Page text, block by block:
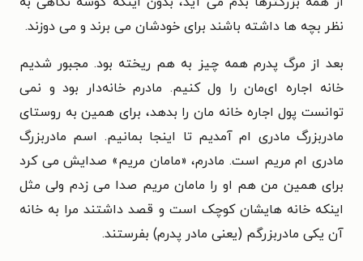
نظر بچه ها داشته باشند برای خودشان می برند و می دوزند.
بعد از مرگ پدرم همه چیز به هم ریخته بود. مجبور شدیم
خانه اجاره ای‌مان را ول کنیم. مادرم خانه‌دار بود و نمی
توانست پول اجاره خانه مان را بدهد، برای همین به روستای
مادربزرگ مادری ام آمدیم تا اینجا بمانیم. اسم مادربزرگ
مادری ام مریم است. مادرم، «مامان مریم» صدایش می کرد
برای همین من هم او را مامان مریم صدا می زدم ولی مثل
اینکه خانه هایشان کوچک است و قصد داشتند مرا به خانه
آن یکی مادربزرگم (یعنی مادر پدرم) بفرستند.